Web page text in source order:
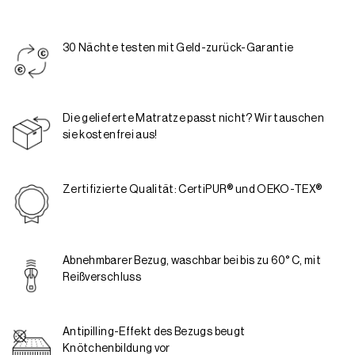
30 Nächte testen mit Geld-zurück-Garantie
Die gelieferte Matratze passt nicht? Wir tauschen
sie kostenfrei aus!
Zertifizierte Qualität: CertiPUR® und OEKO-TEX®
Abnehmbarer Bezug, waschbar bei bis zu 60° C, mit
Reißverschluss
Antipilling-Effekt des Bezugs beugt
Knötchenbildung vor